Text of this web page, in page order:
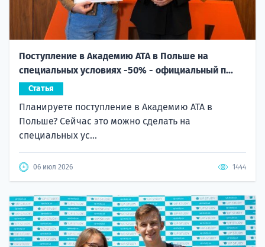
Поступление в Академию ATA в Польше на
специальных условиях -50% - официальный п...
Статья
Планируете поступление в Академию ATA в
Польше? Сейчас это можно сделать на
специальных ус...
06 июл 2026 1444